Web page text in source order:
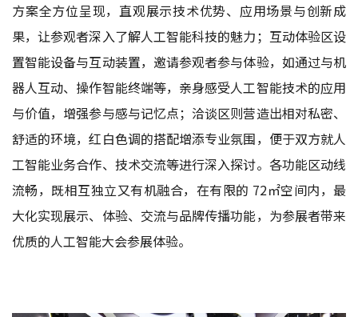
方案全方位呈现，直观展示技术优势、应用场景与创新成
果，让参观者深入了解人工智能科技的魅力；互动体验区设
置智能设备与互动装置，邀请参观者参与体验，如通过与机
器人互动、操作智能终端等，亲身感受人工智能技术的应用
与价值，增强参与感与记忆点；洽谈区则营造出相对私密、
舒适的环境，红白色调的搭配增添专业氛围，便于双方就人
工智能业务合作、技术交流等进行深入探讨。各功能区动线
流畅，既相互独立又有机融合，在有限的 72㎡空间内，最
大化实现展示、体验、交流与品牌传播功能，为参展者带来
优质的人工智能大会参展体验。